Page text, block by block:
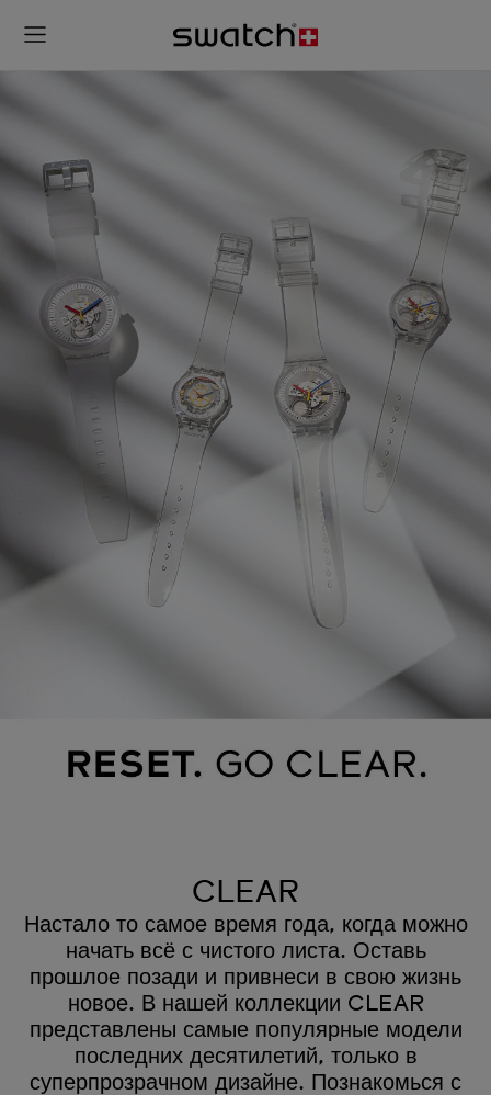
CLEAR
Настало то самое время года, когда можно
начать всё с чистого листа. Оставь
прошлое позади и привнеси в свою жизнь
новое. В нашей коллекции CLEAR
представлены самые популярные модели
последних десятилетий, только в
суперпрозрачном дизайне. Познакомься с